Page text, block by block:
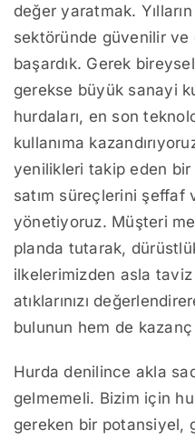
değer yaratmak.
sektöründe güvenilir ve
başardık. Gerek
gerekse büyük sanayi
hurdaları, en son
kullanıma
yenilikleri takip eden bir
satım süreçlerini şeffaf
yönetiyoruz. Müşteri
planda tutarak,
ilkelerimizden asla
atıklarınızı
bulunun hem de kazanç
Hurda denilince akla
gelmemeli. Bizim için
gereken bir potansiyel,